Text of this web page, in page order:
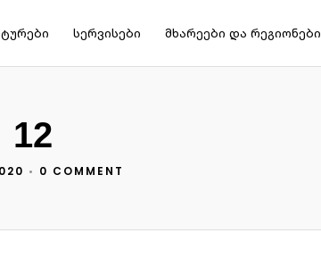
ტურები სერვისები მხარეები და რეგიონები
12
• 0 COMMENT